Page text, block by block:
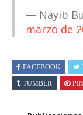
— Nayib
marzo de
FACEBOOK
TUMBLR